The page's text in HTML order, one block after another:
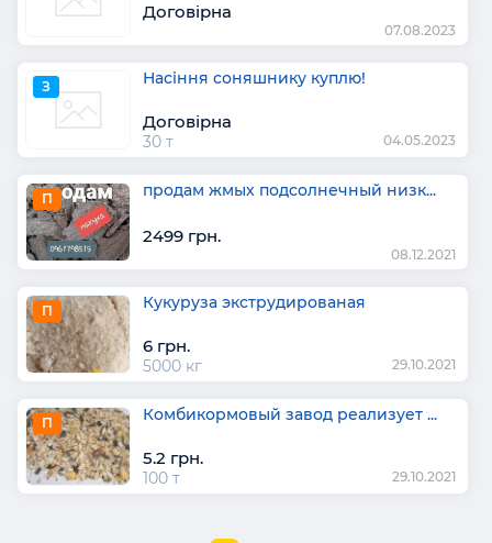
Договірна
07.08.2023
З Насіння соняшнику куплю!
Договірна
30 т 04.05.2023
П продам жмых подсолнечный низк...
2499 грн.
08.12.2021
П Кукуруза экструдированая
6 грн.
5000 кг 29.10.2021
П Комбикормовый завод реализует ...
5.2 грн.
100 т 29.10.2021